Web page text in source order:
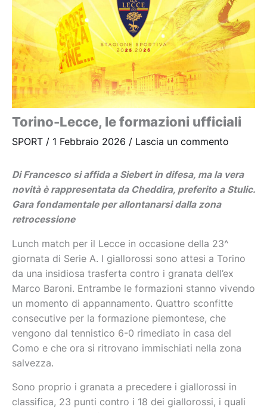
Torino-Lecce, le formazioni ufficiali
SPORT / 1 Febbraio 2026 / Lascia un commento
Di Francesco si affida a Siebert in difesa, ma la vera
novità è rappresentata da Cheddira, preferito a Stulic.
Gara fondamentale per allontanarsi dalla zona
retrocessione
Lunch match per il Lecce in occasione della 23^
giornata di Serie A. I giallorossi sono attesi a Torino
da una insidiosa trasferta contro i granata dell’ex
Marco Baroni. Entrambe le formazioni stanno vivendo
un momento di appannamento. Quattro sconfitte
consecutive per la formazione piemontese, che
vengono dal tennistico 6-0 rimediato in casa del
Como e che ora si ritrovano immischiati nella zona
salvezza.
Sono proprio i granata a precedere i giallorossi in
classifica, 23 punti contro i 18 dei giallorossi, i quali